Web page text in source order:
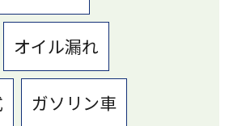
オイル漏れ
ガソリン車